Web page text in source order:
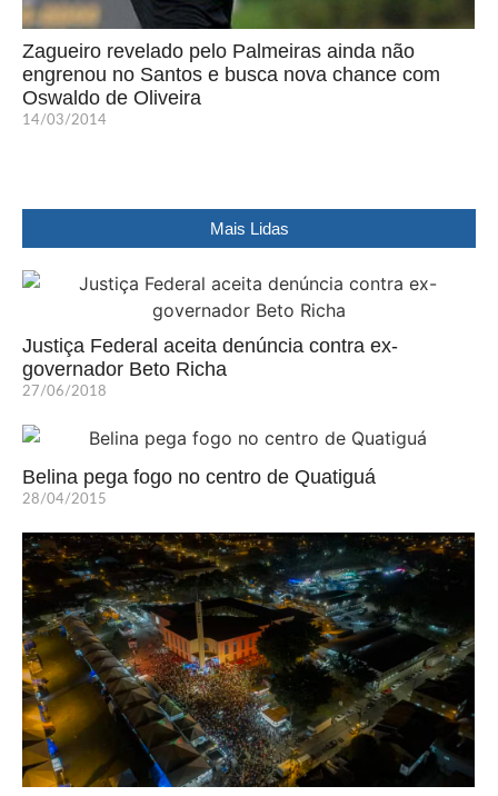
Zagueiro revelado pelo Palmeiras ainda não
engrenou no Santos e busca nova chance com
Oswaldo de Oliveira
14/03/2014
Mais Lidas
Justiça Federal aceita denúncia contra ex-
governador Beto Richa
27/06/2018
Belina pega fogo no centro de Quatiguá
28/04/2015